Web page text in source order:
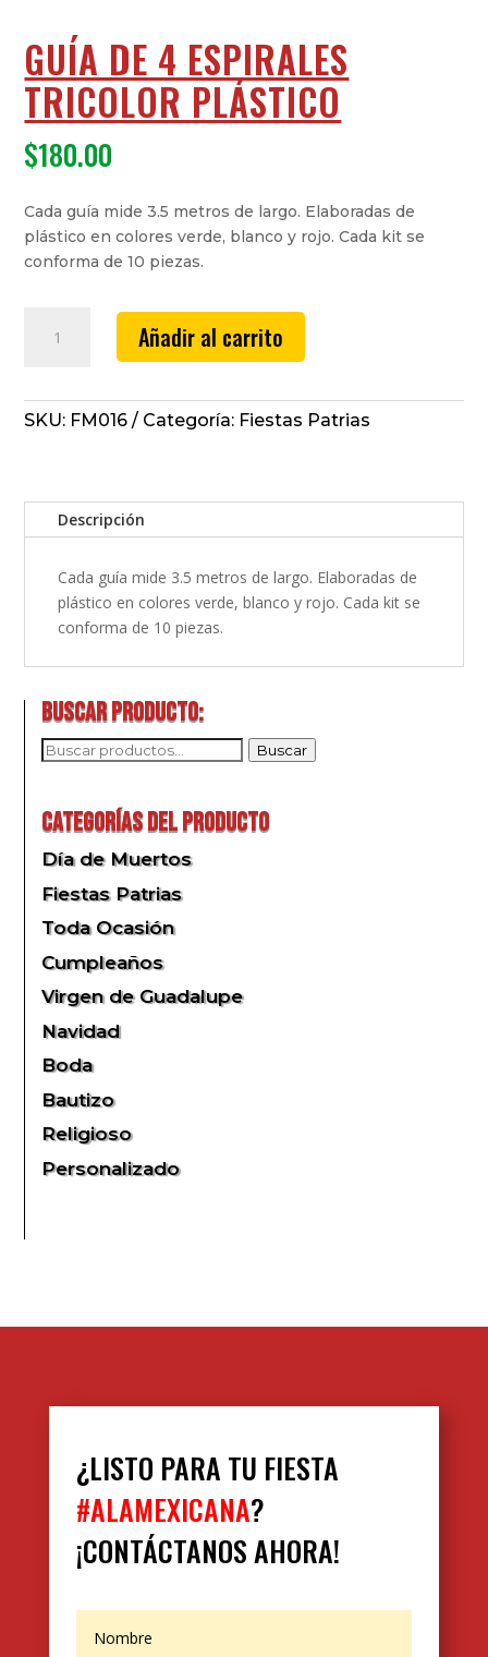
GUÍA DE 4 ESPIRALES
TRICOLOR PLÁSTICO
$180.00
Cada guía mide 3.5 metros de largo. Elaboradas de
plástico en colores verde, blanco y rojo. Cada kit se
conforma de 10 piezas.
tricolor
Añadir al carrito
SKU: FM016 Categoría: Fiestas Patrias
Descripción
Cada guía mide 3.5 metros de largo. Elaboradas de
plástico en colores verde, blanco y rojo. Cada kit se
conforma de 10 piezas.
Buscar producto:
Buscar
Buscar
Categorías del producto
Día de Muertos
Fiestas Patrias
Toda Ocasión
Cumpleaños
Virgen de Guadalupe
Navidad
Boda
Bautizo
Religioso
Personalizado
¿LISTO PARA TU FIESTA
#ALAMEXICANA?
¡CONTÁCTANOS AHORA!